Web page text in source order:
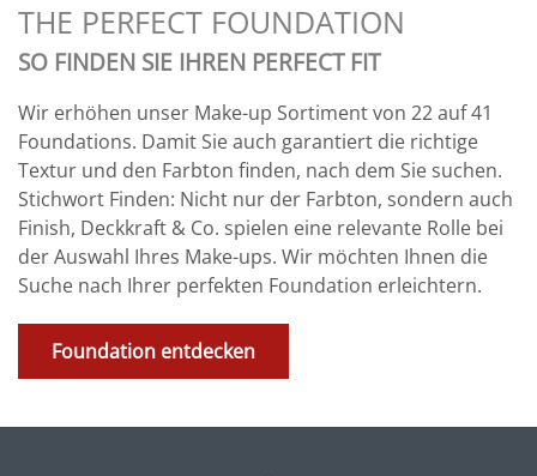
THE PERFECT FOUNDATION
SO FINDEN SIE IHREN PERFECT FIT
Wir erhöhen unser Make-up Sortiment von 22 auf 41
Foundations. Damit Sie auch garantiert die richtige
Textur und den Farbton finden, nach dem Sie suchen.
Stichwort Finden: Nicht nur der Farbton, sondern auch
Finish, Deckkraft & Co. spielen eine relevante Rolle bei
der Auswahl Ihres Make-ups. Wir möchten Ihnen die
Suche nach Ihrer perfekten Foundation erleichtern.
Foundation entdecken